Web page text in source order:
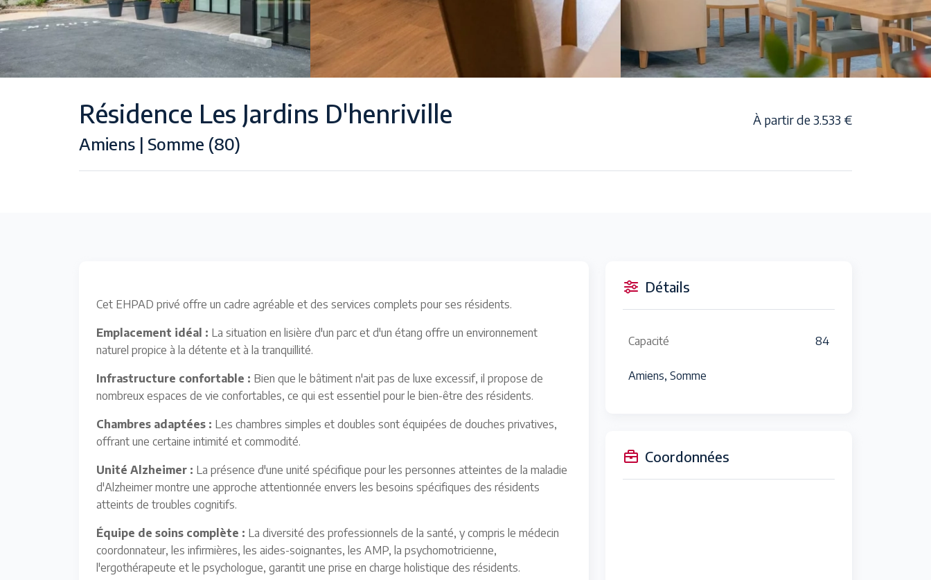
Résidence Les Jardins D'henriville
Amiens | Somme (80)
À partir de 3.533 €
Cet EHPAD privé offre un cadre agréable et des services complets pour ses résidents.
Emplacement idéal : La situation en lisière d'un parc et d'un étang offre un environnement
naturel propice à la détente et à la tranquillité.
Infrastructure confortable : Bien que le bâtiment n'ait pas de luxe excessif, il propose de
nombreux espaces de vie confortables, ce qui est essentiel pour le bien-être des résidents.
Chambres adaptées : Les chambres simples et doubles sont équipées de douches privatives,
offrant une certaine intimité et commodité.
Unité Alzheimer : La présence d'une unité spécifique pour les personnes atteintes de la maladie
d'Alzheimer montre une approche attentionnée envers les besoins spécifiques des résidents
atteints de troubles cognitifs.
Équipe de soins complète : La diversité des professionnels de la santé, y compris le médecin
coordonnateur, les infirmières, les aides-soignantes, les AMP, la psychomotricienne,
l'ergothérapeute et le psychologue, garantit une prise en charge holistique des résidents.
Détails
Capacité 84
Amiens, Somme
Coordonnées